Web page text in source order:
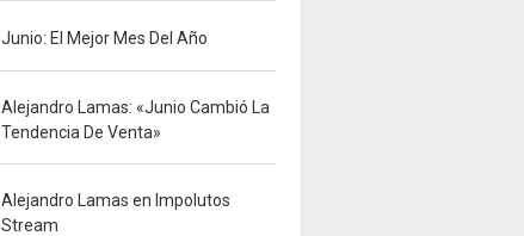
Junio: El Mejor Mes Del Año
Alejandro Lamas: «Junio Cambió La
Tendencia De Venta»
Alejandro Lamas en Impolutos
Stream